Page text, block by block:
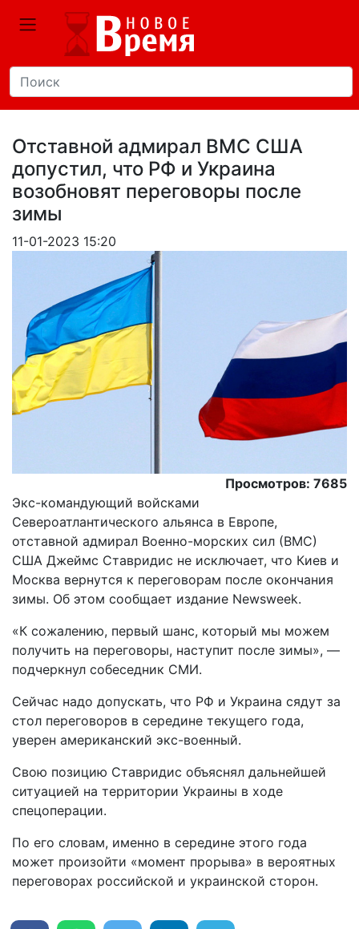
Отставной адмирал ВМС США
допустил, что РФ и Украина
возобновят переговоры после
зимы
11-01-2023 15:20
Просмотров: 7685
Экс-командующий войсками
Североатлантического альянса в Европе,
отставной адмирал Военно-морских сил (ВМС)
США Джеймс Ставридис не исключает, что Киев и
Москва вернутся к переговорам после окончания
зимы. Об этом сообщает издание Newsweek.
«К сожалению, первый шанс, который мы можем
получить на переговоры, наступит после зимы», —
подчеркнул собеседник СМИ.
Сейчас надо допускать, что РФ и Украина сядут за
стол переговоров в середине текущего года,
уверен американский экс-военный.
Свою позицию Ставридис объяснял дальнейшей
ситуацией на территории Украины в ходе
спецоперации.
По его словам, именно в середине этого года
может произойти «момент прорыва» в вероятных
переговорах российской и украинской сторон.